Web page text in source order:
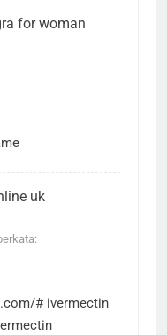
for woman
uk
# ivermectin